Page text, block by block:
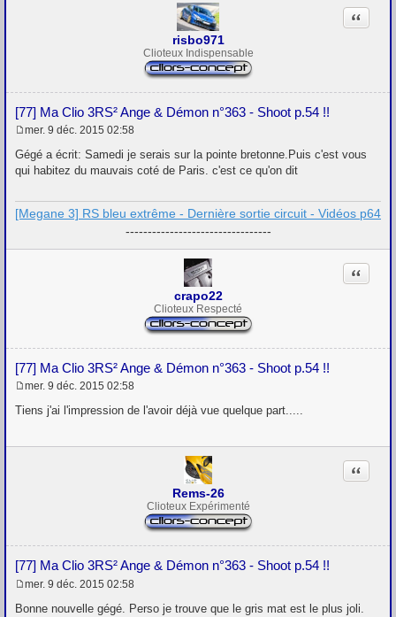
risbo971
Clioteux Indispensable
[77] Ma Clio 3RS² Ange & Démon n°363 - Shoot p.54 !!
Citation
e
s
s
g
e
mer. 9 déc. 2015 02:58
Gégé a écrit: Samedi je serais sur la pointe bretonne.Puis c'est vous
qui habitez du mauvais coté de Paris. c'est ce qu'on dit
[Megane 3] RS bleu extrême - Dernière sortie circuit - Vidéos p64
---------------------------------
crapo22
Clioteux Respecté
[77] Ma Clio 3RS² Ange & Démon n°363 - Shoot p.54 !!
Citation
e
a
mer. 9 déc. 2015 02:58
Tiens j'ai l'impression de l'avoir déjà vue quelque part.....
Rems-26
Clioteux Expérimenté
[77] Ma Clio 3RS² Ange & Démon n°363 - Shoot p.54 !!
Citation
e
mer. 9 déc. 2015 02:58
Bonne nouvelle gégé. Perso je trouve que le gris mat est le plus joli.